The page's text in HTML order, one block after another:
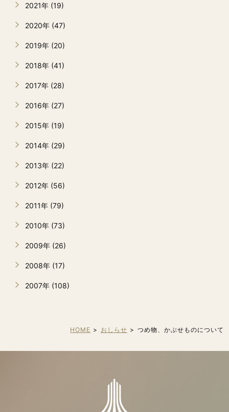
2021年 (19)
2020年 (47)
2019年 (20)
2018年 (41)
2017年 (28)
2016年 (27)
2015年 (19)
2014年 (29)
2013年 (22)
2012年 (56)
2011年 (79)
2010年 (73)
2009年 (26)
2008年 (17)
2007年 (108)
HOME おしらせ つめ物、かぶせものについて